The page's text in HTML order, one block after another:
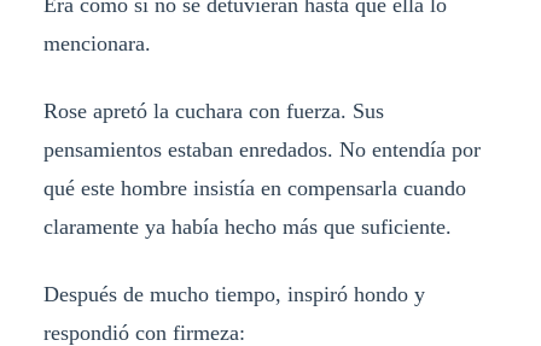
Era como si no se detuvieran hasta que ella lo
mencionara.
Rose apretó la cuchara con fuerza. Sus
pensamientos estaban enredados. No entendía por
qué este hombre insistía en compensarla cuando
claramente ya había hecho más que suficiente.
Después de mucho tiempo, inspiró hondo y
respondió con firmeza: